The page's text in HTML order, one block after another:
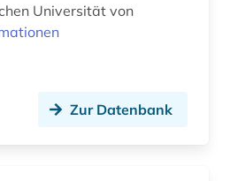
neues testament (1)
Universität von
Zur Datenbank